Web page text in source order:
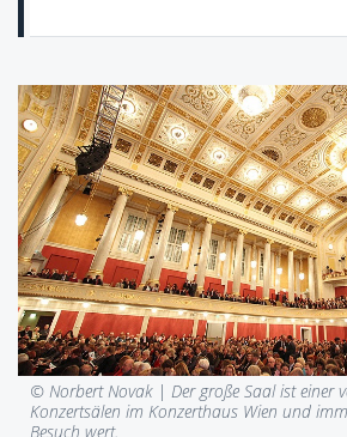
© Norbert Novak | Der große Saal ist einer
Konzertsälen im Konzerthaus Wien und
Besuch wert.